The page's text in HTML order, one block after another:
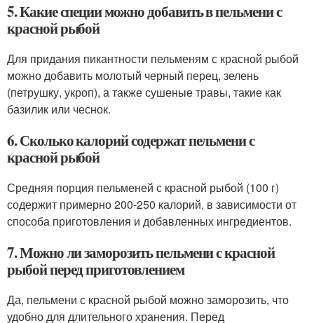
5. Какие специи можно добавить в пельмени с
красной рыбой
Для придания пикантности пельменям с красной рыбой
можно добавить молотый черный перец, зелень
(петрушку, укроп), а также сушеные травы, такие как
базилик или чеснок.
6. Сколько калорий содержат пельмени с
красной рыбой
Средняя порция пельменей с красной рыбой (100 г)
содержит примерно 200-250 калорий, в зависимости от
способа приготовления и добавленных ингредиентов.
7. Можно ли заморозить пельмени с красной
рыбой перед приготовлением
Да, пельмени с красной рыбой можно заморозить, что
удобно для длительного хранения. Перед